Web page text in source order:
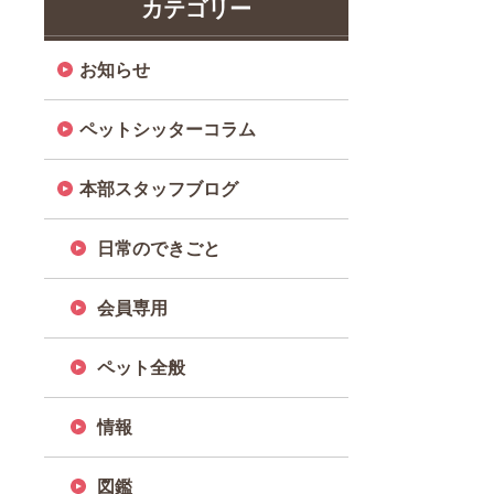
カテゴリー
お知らせ
ペットシッターコラム
本部スタッフブログ
日常のできごと
会員専用
ペット全般
情報
図鑑